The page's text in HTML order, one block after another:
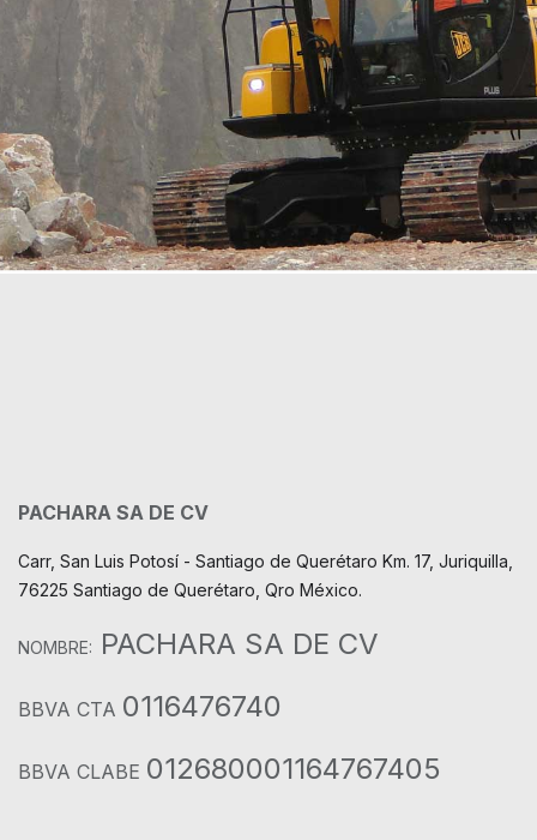
PACHARA SA DE CV
Carr, San Luis Potosí - Santiago de Querétaro Km. 17, Juriquilla,
76225 Santiago de Querétaro, Qro México.
NOMBRE: PACHARA SA DE CV
BBVA CTA 0116476740
BBVA CLABE 012680001164767405